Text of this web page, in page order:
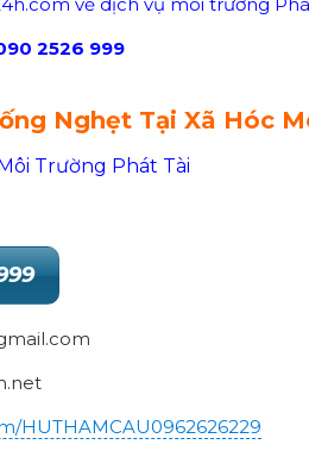
2526 999
Nghẹt Tại Xã Hóc
Trường Phát Tài
HUTHAMCAU0962626229